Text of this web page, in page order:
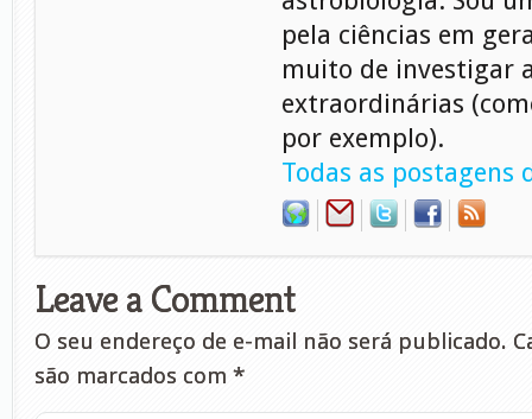
pela ciências em
muito de investigar
extraordinárias
por exemplo).
Todas as postagens
Leave a Comment
O seu endereço de e-mail não será publicado.
são marcados com *